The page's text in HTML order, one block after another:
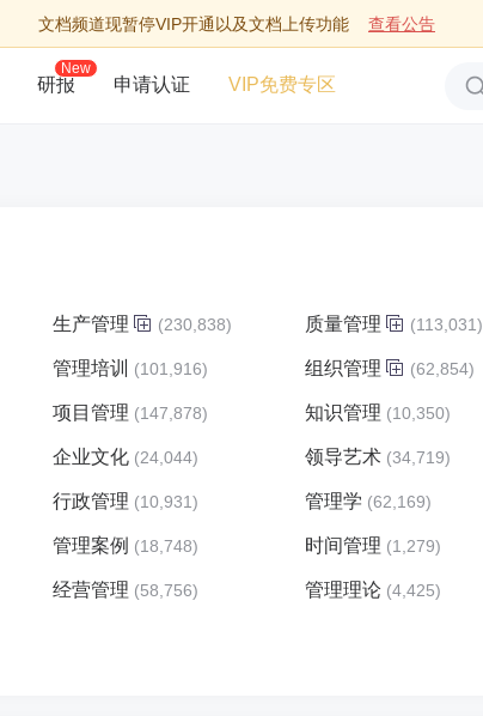
文档频道现暂停VIP开通以及文档上传功能 查看公告
研报
New
申请认证 VIP免费专区
生产管理 (230,838) 质量管理 (113,031)
管理培训 (101,916) 组织管理 (62,854)
项目管理 (147,878) 知识管理 (10,350)
企业文化 (24,044) 领导艺术 (34,719)
行政管理 (10,931) 管理学 (62,169)
管理案例 (18,748) 时间管理 (1,279)
经营管理 (58,756) 管理理论 (4,425)